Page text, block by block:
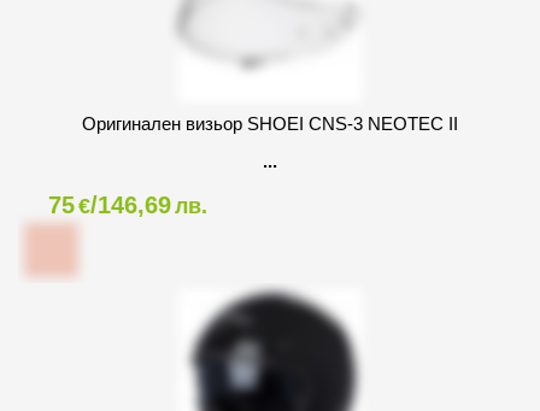
Оригинален визьор SHOEI CNS-3 NEOTEC II
75€/146,69лв.